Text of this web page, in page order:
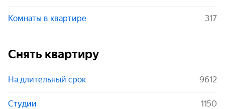
Комнаты в квартире 317
Снять квартиру
На длительный срок 9612
Студии 1150